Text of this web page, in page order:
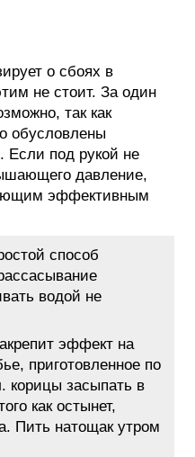
о сбоях в
не стоит. За один
так как
обусловлены
Если под рукой не
давление,
эффективным
способ
водой не
эффект на
приготовленное по
корицы засыпать в
как остынет,
Пить натощак утром